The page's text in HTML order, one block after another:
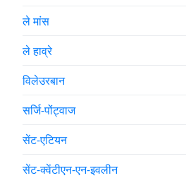
ले मांस
ले हाव्रे
विलेउरबान
सर्जि-पोंट्वाज
सेंट-एटियन
सेंट-क्वेंटीएन-एन-इवलीन